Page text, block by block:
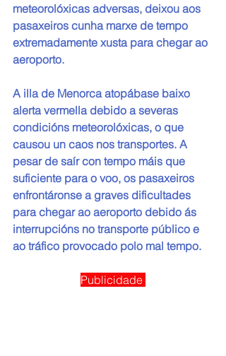
meteorolóxicas adversas, deixou aos
pasaxeiros cunha marxe de tempo
extremadamente xusta para chegar ao
aeroporto.
A illa de Menorca atopábase baixo
alerta vermella debido a severas
condicións meteorolóxicas, o que
causou un caos nos transportes. A
pesar de saír con tempo máis que
suficiente para o voo, os pasaxeiros
enfrontáronse a graves dificultades
para chegar ao aeroporto debido ás
interrupcións no transporte público e
ao tráfico provocado polo mal tempo.
Publicidade